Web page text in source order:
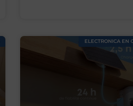
ELECTRONICA EN